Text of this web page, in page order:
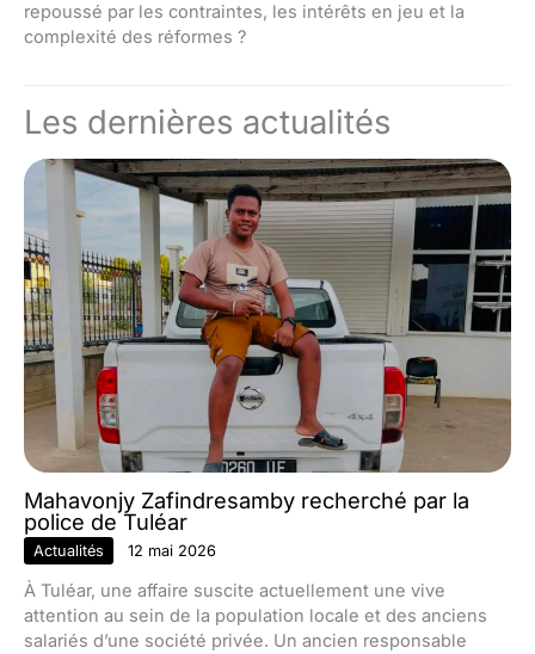
repoussé par les contraintes, les intérêts en jeu et la
complexité des réformes ?
Les dernières actualités
Mahavonjy Zafindresamby recherché par la
police de Tuléar
Actualités 12 mai 2026
À Tuléar, une affaire suscite actuellement une vive
attention au sein de la population locale et des anciens
salariés d’une société privée. Un ancien responsable